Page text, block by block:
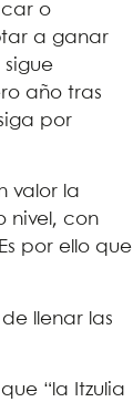
o
a ganar
año tras
por
valor la
nivel, con
por ello que
llenar las
“la Itzulia